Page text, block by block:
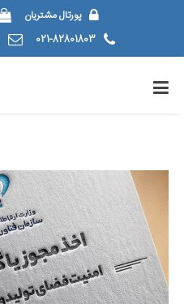
پورتال مشتریان
021-82801803